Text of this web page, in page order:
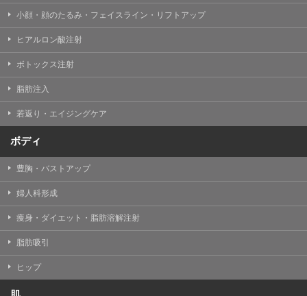
小顔・顔のたるみ・フェイスライン・リフトアップ
ヒアルロン酸注射
ボトックス注射
脂肪注入
若返り・エイジングケア
ボディ
豊胸・バストアップ
婦人科形成
痩身・ダイエット・脂肪溶解注射
脂肪吸引
ヒップ